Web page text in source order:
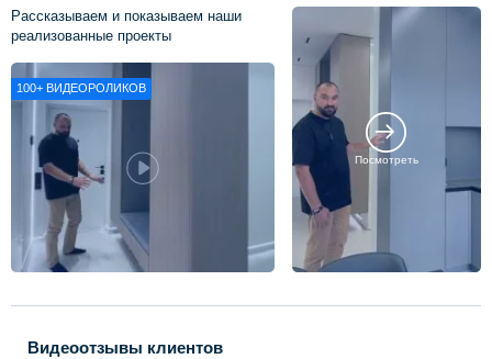
Рассказываем и показываем наши
реализованные проекты
100+ ВИДЕОРОЛИКОВ
Посмотреть
Видеоотзывы клиентов